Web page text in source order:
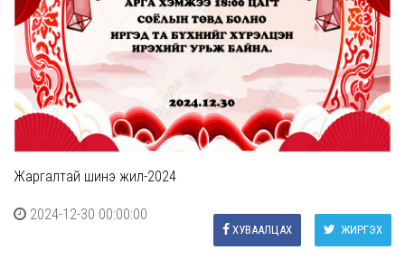
Жаргалтай шинэ жил-2024
2024-12-30 00:00:00
ЖИРГЭХ
ХУВААЛЦАХ